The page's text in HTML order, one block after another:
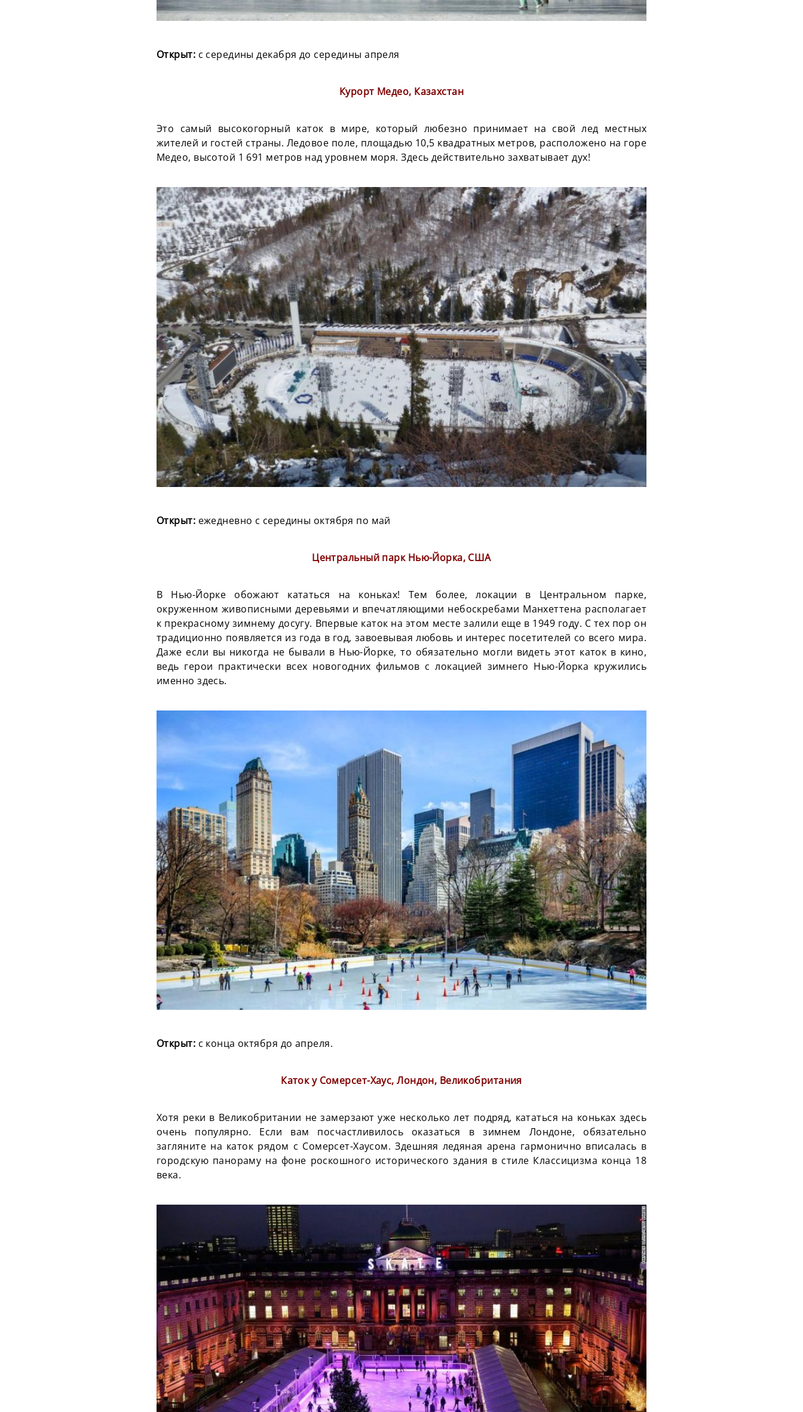
Открыт: с середины декабря до середины апреля
Курорт Медео, Казахстан
Это самый высокогорный каток в мире, который любезно принимает на свой лед местных
жителей и гостей страны. Ледовое поле, площадью 10,5 квадратных метров, расположено на горе
Медео, высотой 1 691 метров над уровнем моря. Здесь действительно захватывает дух!
Открыт: ежедневно с середины октября по май
Центральный парк Нью-Йорка, США
В Нью-Йорке обожают кататься на коньках! Тем более, локации в Центральном парке,
окруженном живописными деревьями и впечатляющими небоскребами Манхеттена располагает
к прекрасному зимнему досугу. Впервые каток на этом месте залили еще в 1949 году. С тех пор он
традиционно появляется из года в год, завоевывая любовь и интерес посетителей со всего мира.
Даже если вы никогда не бывали в Нью-Йорке, то обязательно могли видеть этот каток в кино,
ведь герои практически всех новогодних фильмов с локацией зимнего Нью-Йорка кружились
именно здесь.
Открыт: с конца октября до апреля.
Каток у Сомерсет-Хаус, Лондон, Великобритания
Хотя реки в Великобритании не замерзают уже несколько лет подряд, кататься на коньках здесь
очень популярно. Если вам посчастливилось оказаться в зимнем Лондоне, обязательно
загляните на каток рядом с Сомерсет-Хаусом. Здешняя ледяная арена гармонично вписалась в
городскую панораму на фоне роскошного исторического здания в стиле Классицизма конца 18
века.